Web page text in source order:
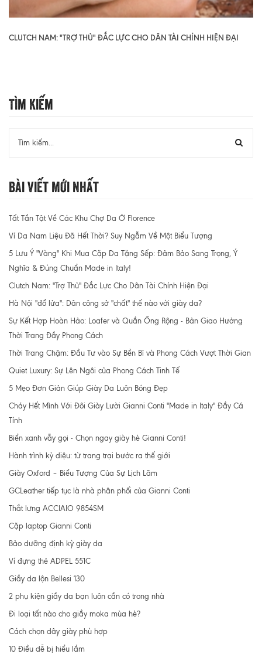
CLUTCH NAM: "TRỢ THỦ" ĐẮC LỰC CHO DÂN TÀI CHÍNH HIỆN ĐẠI
Tìm Kiếm
Bài Viết Mới Nhất
Tất Tần Tật Về Các Khu Chợ Da Ở Florence
Ví Da Nam Liệu Đã Hết Thời? Suy Ngẫm Về Một Biểu Tượng
5 Lưu Ý "Vàng" Khi Mua Cặp Da Tặng Sếp: Đảm Bảo Sang Trọng, Ý
Nghĩa & Đúng Chuẩn Made in Italy!
Clutch Nam: "Trợ Thủ" Đắc Lực Cho Dân Tài Chính Hiện Đại
Hà Nội "đổ lửa": Dân công sở "chất" thế nào với giày da?
Sự Kết Hợp Hoàn Hảo: Loafer và Quần Ống Rộng - Bản Giao Hưởng
Thời Trang Đầy Phong Cách
Thời Trang Chậm: Đầu Tư vào Sự Bền Bỉ và Phong Cách Vượt Thời Gian
Quiet Luxury: Sự Lên Ngôi của Phong Cách Tinh Tế
5 Mẹo Đơn Giản Giúp Giày Da Luôn Bóng Đẹp
Cháy Hết Mình Với Đôi Giày Lười Gianni Conti "Made in Italy" Đầy Cá
Tính
Biển xanh vẫy gọi - Chọn ngay giày hè Gianni Conti!
Hành trình kỳ diệu: từ trang trại bước ra thế giới
Giày Oxford – Biểu Tượng Của Sự Lịch Lãm
GCLeather tiếp tục là nhà phân phối của Gianni Conti
Thắt lưng ACCIAIO 9854SM
Cặp laptop Gianni Conti
Bảo dưỡng định kỳ giày da
Ví đựng thẻ ADPEL 551C
Giầy da lộn Bellesi 130
2 phụ kiện giầy da bạn luôn cần có trong nhà
Đi loại tất nào cho giầy moka mùa hè?
Cách chọn dây giày phù hợp
10 Điều dễ bị hiểu lầm